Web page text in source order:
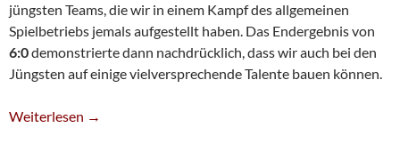
jüngsten Teams, die wir in einem Kampf des allgemeinen
Spielbetriebs jemals aufgestellt haben. Das Endergebnis von
6:0demonstrierte dann nachdrücklich, dass wir auch bei den
Jüngsten auf einige vielversprechende Talente bauen können.
Kantersieg Für SG-Talente
Weiterlesen →